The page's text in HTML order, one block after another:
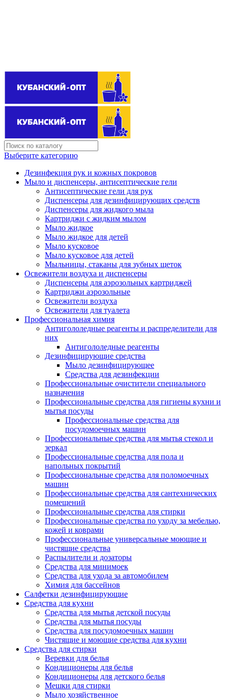
Выберите категорию
Дезинфекция рук и кожных покровов
Мыло и диспенсеры, антисептические гели
Антисептические гели для рук
Диспенсеры для дезинфицирующих средств
Диспенсеры для жидкого мыла
Картриджи с жидким мылом
Мыло жидкое
Мыло жидкое для детей
Мыло кусковое
Мыло кусковое для детей
Мыльницы, стаканы для зубных щеток
Освежители воздуха и диспенсеры
Диспенсеры для аэрозольных картриджей
Картриджи аэрозольные
Освежители воздуха
Освежители для туалета
Профессиональная химия
Антигололедные реагенты и распределители для
них
Антигололедные реагенты
Дезинфицирующие средства
Мыло дезинфицирующее
Средства для дезинфекции
Профессиональные очистители специального
назначения
Профессиональные средства для гигиены кухни и
мытья посуды
Профессиональные средства для
посудомоечных машин
Профессиональные средства для мытья стекол и
зеркал
Профессиональные средства для пола и
напольных покрытий
Профессиональные средства для поломоечных
машин
Профессиональные средства для сантехнических
помещений
Профессиональные средства для стирки
Профессиональные средства по уходу за мебелью,
кожей и коврами
Профессиональные универсальные моющие и
чистящие средства
Распылители и дозаторы
Средства для минимоек
Средства для ухода за автомобилем
Химия для бассейнов
Салфетки дезинфицирующие
Средства для кухни
Средства для мытья детской посуды
Средства для мытья посуды
Средства для посудомоечных машин
Чистящие и моющие средства для кухни
Средства для стирки
Веревки для белья
Кондиционеры для белья
Кондиционеры для детского белья
Мешки для стирки
Мыло хозяйственное